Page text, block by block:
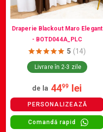
Draperie Blackout Maro Elegant
- BOTD044A_PLC
5 (14)
Livrare în 2-3 zile
de la 4499 lei
PERSONALIZEAZĂ
Comandă rapid